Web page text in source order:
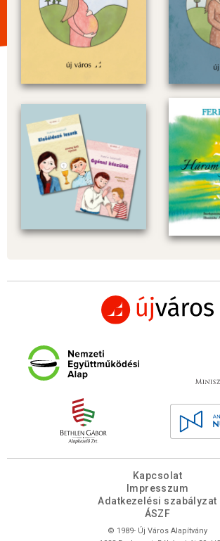
Kapcsolat
Impresszum
Adatkezelési szabályzat
ÁSZF
© 1989- Új Város Alapítvány